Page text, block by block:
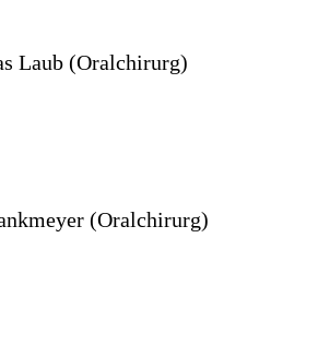
Laub (Oralchirurg)
(Oralchirurg)